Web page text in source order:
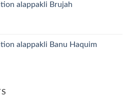
alappakli Brujah
alappakli Banu Haquim